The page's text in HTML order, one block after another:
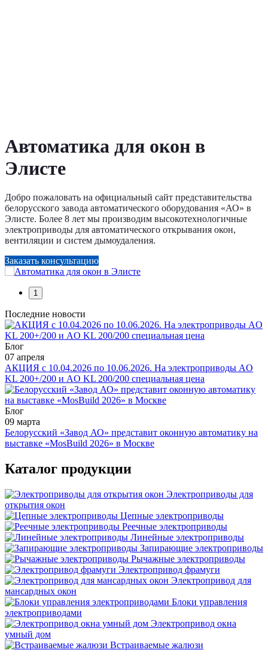
Автоматика для окон в
Элисте
Добро пожаловать на официальный сайт представительства
белорусского завода автоматического оборудования «АО» в
Элисте. Более 8 лет мы производим высокотехнологичные
электроприводы для автоматического открывания окон,
вентиляции и систем дымоудаления.
Заказать консультацию
1
Последние новости
Блог
07 апреля
АКЦИЯ с 10.04.2026 по 10.06.2026. На электроприводы AO
KL 200+/200 и AO KL 200/200 специальная цена
Блог
09 марта
Белорусский «Завод АО» представит оконную автоматику на
выставке «MosBuild 2026» в Москве
Каталог продукции
Электроприводы для
открытия окон
Цепные электроприводы
Реечные электроприводы
Линейные электроприводы
Запирающие электроприводы
Рычажные электроприводы
Электропривод фрамуги
Электропривод для
мансардных окон
Блоки управления
электроприводами
Электропривод окна
умный дом
Встраиваемые жалюзи